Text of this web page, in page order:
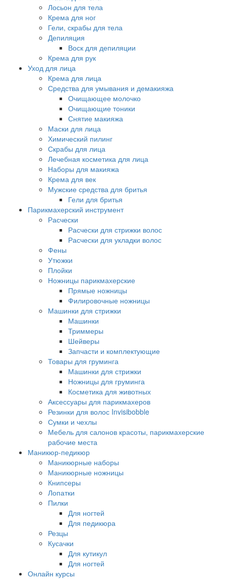
Лосьон для тела
Крема для ног
Гели, скрабы для тела
Депиляция
Воск для депиляции
Крема для рук
Уход для лица
Крема для лица
Средства для умывания и демакияжа
Очищающее молочко
Очищающие тоники
Снятие макияжа
Маски для лица
Химический пилинг
Скрабы для лица
Лечебная косметика для лица
Наборы для макияжа
Крема для век
Мужские средства для бритья
Гели для бритья
Парикмахерский инструмент
Расчески
Расчески для стрижки волос
Расчески для укладки волос
Фены
Утюжки
Плойки
Ножницы парикмахерские
Прямые ножницы
Филировочные ножницы
Машинки для стрижки
Машинки
Триммеры
Шейверы
Запчасти и комплектующие
Товары для груминга
Машинки для стрижки
Ножницы для груминга
Косметика для животных
Аксессуары для парикмахеров
Резинки для волос Invisibobble
Сумки и чехлы
Мебель для салонов красоты, парикмахерские
рабочие места
Маникюр-педикюр
Маникюрные наборы
Маникюрные ножницы
Книпсеры
Лопатки
Пилки
Для ногтей
Для педикюра
Резцы
Кусачки
Для кутикул
Для ногтей
Онлайн курсы